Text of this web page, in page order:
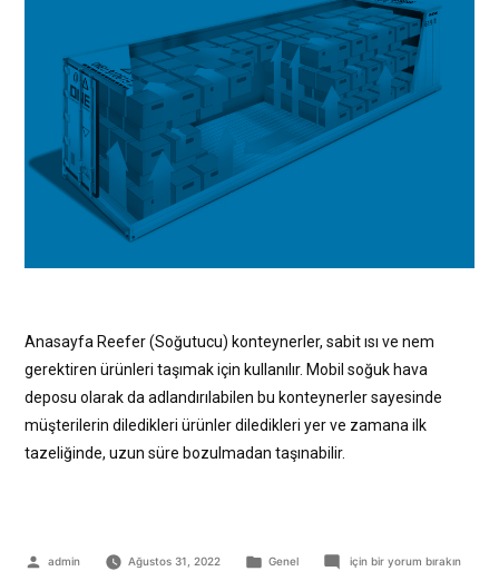
Anasayfa Reefer (Soğutucu) konteynerler, sabit ısı ve nem
gerektiren ürünleri taşımak için kullanılır. Mobil soğuk hava
deposu olarak da adlandırılabilen bu konteynerler sayesinde
müşterilerin diledikleri ürünler diledikleri yer ve zamana ilk
tazeliğinde, uzun süre bozulmadan taşınabilir.
admin Ağustos 31, 2022 Genel için bir yorum bırakın